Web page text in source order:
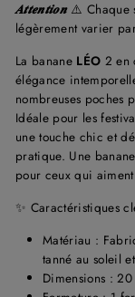
𝑨𝒕𝒕𝒆𝒏𝒕𝒊𝒐𝒏⚠️ Chaque
légèrement varier
La banane LÉO 2 en
élégance
nombreuses poches
Idéale pour les
une touche chic et
pratique. Une
pour ceux qui
✨ Caractéristiques
Matériau :
tanné au soleil
Dimensions :